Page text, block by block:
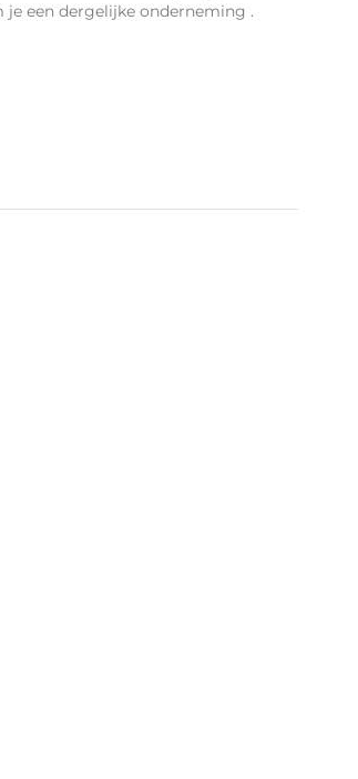
een dergelijke onderneming .